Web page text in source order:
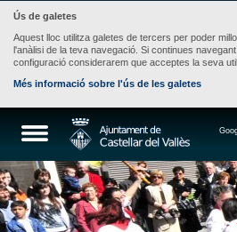
Ús de galetes
Aquest lloc utilitza galetes de tercers per poder
l'anàlisi de la teva navegació. Si continues
configuració considerarem que acceptes la seva
Més informació sobre l'ús de les galetes